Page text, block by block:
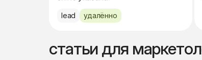
lead удалённо
статьи для